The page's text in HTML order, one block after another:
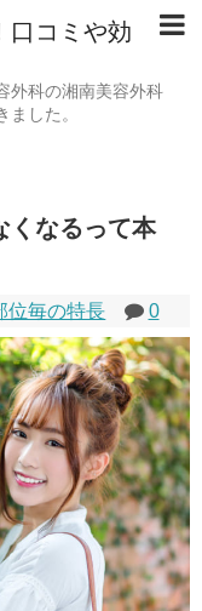
口コミや効
外科の湘南美容外科
した。
くなるって本
位毎の特長 0